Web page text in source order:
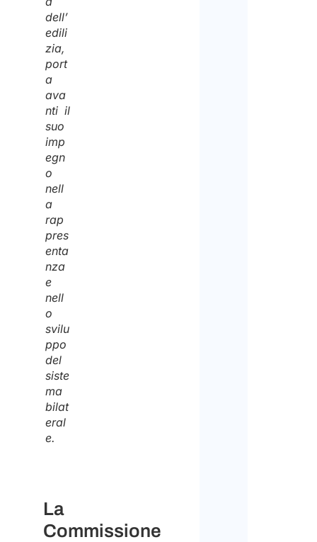
dell’
edili
zia,
port
a
ava
nti il
suo
imp
egn
o
nell
a
rap
pres
enta
nza
e
nell
o
svilu
ppo
del
siste
ma
bilat
eral
e.
La
Commissione